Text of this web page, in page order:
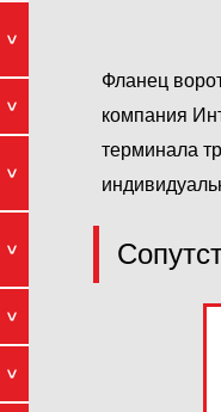
Фланец
компания
терминала